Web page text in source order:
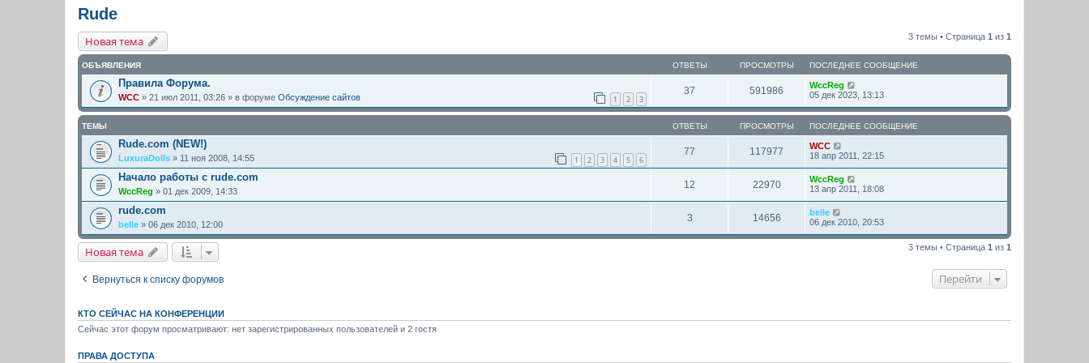
Rude
Новая тема 3 темы • Страница 1 из 1
ОБЪЯВЛЕНИЯ ОТВЕТЫ ПРОСМОТРЫ ПОСЛЕДНЕЕ СООБЩЕНИЕ
Правила Форума.
WCC » 21 июл 2011, 03:26 » в форуме Обсуждение сайтов 1 2 3
37 591986
WccReg
05 дек 2023, 13:13
ТЕМЫ ОТВЕТЫ ПРОСМОТРЫ ПОСЛЕДНЕЕ СООБЩЕНИЕ
Rude.com (NEW!)
LuxuraDolls » 11 ноя 2008, 14:55 1 2 3 4 5 6
77 117977
WCC
18 апр 2011, 22:15
Начало работы с rude.com
WccReg » 01 дек 2009, 14:33
12 22970
WccReg
13 апр 2011, 18:08
rude.com
belle » 06 дек 2010, 12:00
3 14656
belle
06 дек 2010, 20:53
Новая тема 3 темы • Страница 1 из 1
Вернуться к списку форумов Перейти
КТО СЕЙЧАС НА КОНФЕРЕНЦИИ
Сейчас этот форум просматривают: нет зарегистрированных пользователей и 2 гостя
ПРАВА ДОСТУПА